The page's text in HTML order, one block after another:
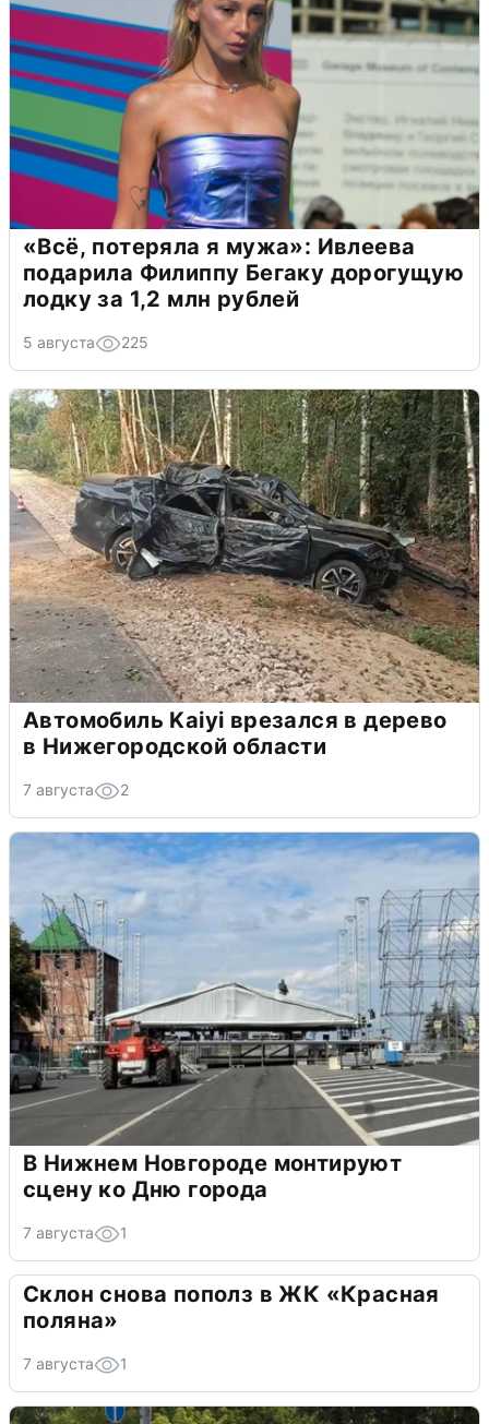
«Всё, потеряла я мужа»: Ивлеева
подарила Филиппу Бегаку дорогущую
лодку за 1,2 млн рублей
5 августа 225
Автомобиль Kaiyi врезался в дерево
в Нижегородской области
7 августа 2
В Нижнем Новгороде монтируют
сцену ко Дню города
7 августа 1
Склон снова пополз в ЖК «Красная
поляна»
7 августа 1